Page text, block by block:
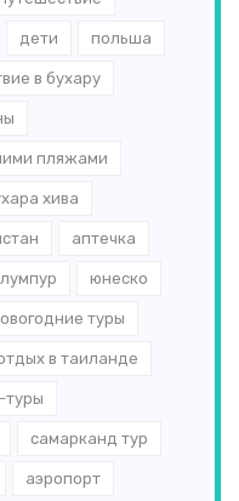
дети польша
в бухару
пляжами
хива
аптечка
юнеско
туры
в таиланде
самарканд тур
аэропорт